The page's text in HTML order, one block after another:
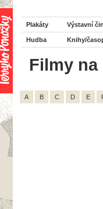
Plakáty Výstavní
Hudba Knihy/
Filmy na
A B C D E